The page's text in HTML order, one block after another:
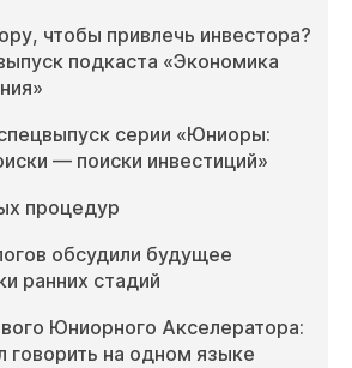
чтобы привлечь инвестора?
подкаста «Экономика
серии «Юниоры:
— поиски инвестиций»
процедур
обсудили будущее
ранних стадий
Юниорного Акселератора:
говорить на одном языке